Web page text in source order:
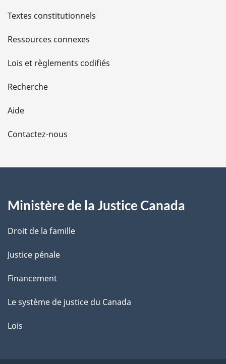
l
s
d
e
l
a
e
Textes constitutionnels
Ressources connexes
Lois et règlements codifiés
Recherche
Aide
Contactez-nous
Ministère de la Justice Canada
Droit de la famille
Justice pénale
Financement
Le système de justice du Canada
Lois